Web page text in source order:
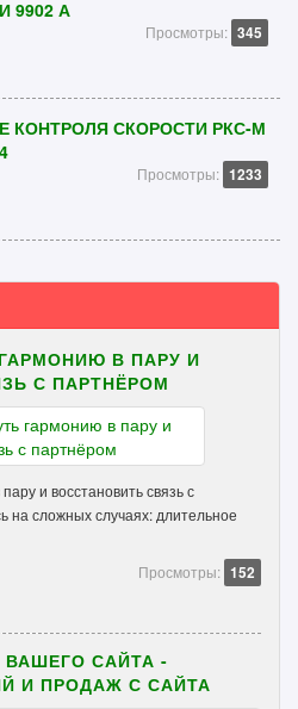
9902 А
Просмотры: 345
КОНТРОЛЯ СКОРОСТИ РКС-М
Просмотры: 1233
В ПАРУ И
С ПАРТНЁРОМ
и восстановить связь с
на сложных случаях: длительное
Просмотры: 152
САЙТА -
И ПРОДАЖ С САЙТА